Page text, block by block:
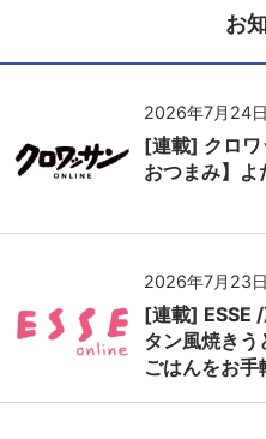
お
2026年7月24日
[連載] クロワ
おつまみ】
2026年7月23日
[連載] ESSE
タン風焼き
ごはんをお手